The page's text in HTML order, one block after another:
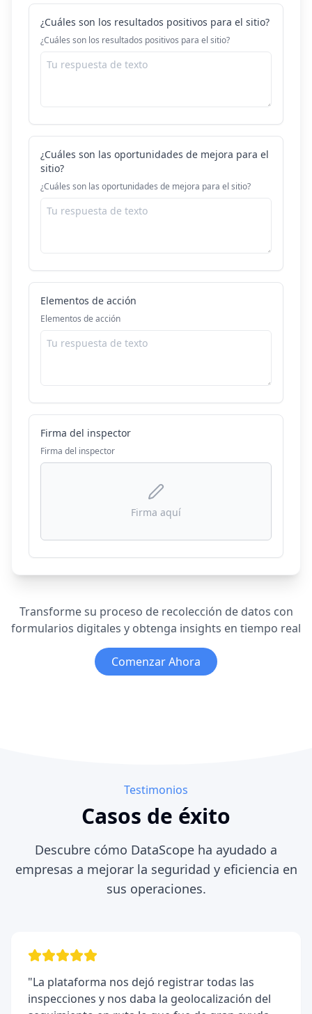
¿Cuáles son los resultados positivos para el sitio?
¿Cuáles son los resultados positivos para el sitio?
¿Cuáles son las oportunidades de mejora para el
sitio?
¿Cuáles son las oportunidades de mejora para el sitio?
Elementos de acción
Elementos de acción
Firma del inspector
Firma del inspector
Firma aquí
Transforme su proceso de recolección de datos con
formularios digitales y obtenga insights en tiempo real
Comenzar Ahora
Testimonios
Casos de éxito
Descubre cómo DataScope ha ayudado a
empresas a mejorar la seguridad y eficiencia en
sus operaciones.
"La plataforma nos dejó registrar todas las
inspecciones y nos daba la geolocalización del